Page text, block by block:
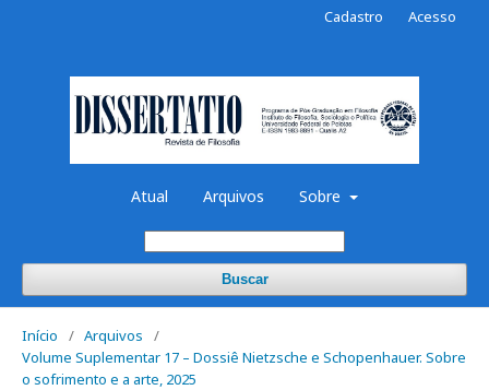
Atual Arquivos Sobre
Buscar
Cadastro Acesso
Início / Arquivos
/
Volume Suplementar 17 – Dossiê Nietzsche e Schopenhauer. Sobre
o sofrimento e a arte, 2025